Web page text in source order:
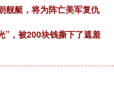
舰艇，将为阵亡美军复仇
”，被200块钱撕下了遮羞